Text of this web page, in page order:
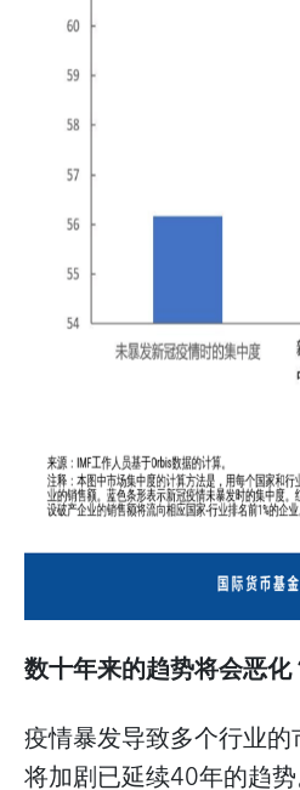
数十年来的趋势将会恶化
疫情暴发导致多个行业
将加剧已延续40年的趋